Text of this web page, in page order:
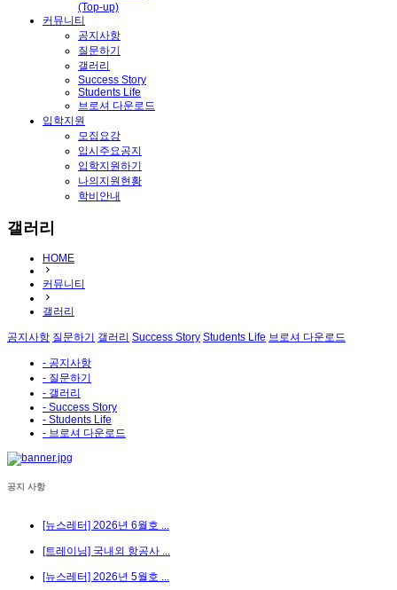
(Top-up)
커뮤니티
공지사항
질문하기
갤러리
Success Story
Students Life
브로셔 다운로드
입학지원
모집요강
입시주요공지
입학지원하기
나의지원현황
학비안내
갤러리
HOME
커뮤니티
갤러리
공지사항 질문하기 갤러리 Success Story Students Life 브로셔 다운로드
- 공지사항
- 질문하기
- 갤러리
- Success Story
- Students Life
- 브로셔 다운로드
공지 사항
[뉴스레터] 2026년 6월호 ...
[트레이닝] 국내외 항공사 ...
[뉴스레터] 2026년 5월호 ...